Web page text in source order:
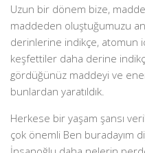
Uzun bir dönem bize,
maddeden oluştuğumuzu
derinlerine indikçe, atomun
keşfettiler daha derine
gördüğünüz maddeyi ve
bunlardan yaratıldık.
Herkese bir yaşam şansı
çok önemli Ben buradayım